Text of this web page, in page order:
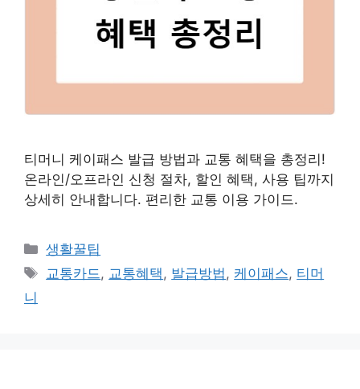
티머니 케이패스 발급 방법과 교통 혜택을 총정리!
온라인/오프라인 신청 절차, 할인 혜택, 사용 팁까지
상세히 안내합니다. 편리한 교통 이용 가이드.
카
테
생활꿀팁
태
교통카드, 교통혜택, 발급방법, 케이패스, 티머
니